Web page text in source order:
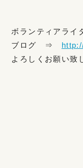
ボランティアライ
ブログ ⇒
よろしくお願い致